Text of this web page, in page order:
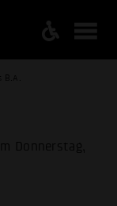
Donnerstag,